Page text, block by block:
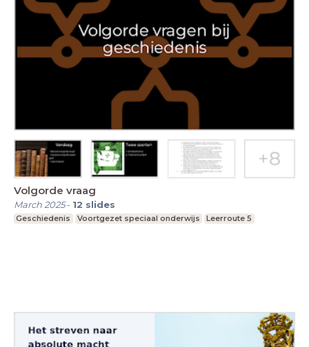
Volgorde vraag
March 2025- 12 slides
Geschiedenis Voortgezet speciaal onderwijs Leerroute 5